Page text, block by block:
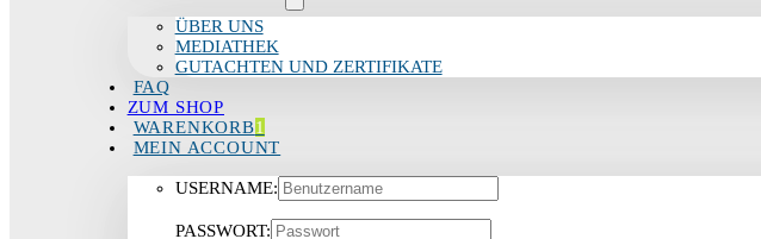
ÜBER UNS
MEDIATHEK
GUTACHTEN UND ZERTIFIKATE
FAQ
ZUM SHOP
WARENKORB1
MEIN ACCOUNT
USERNAME:
PASSWORT: